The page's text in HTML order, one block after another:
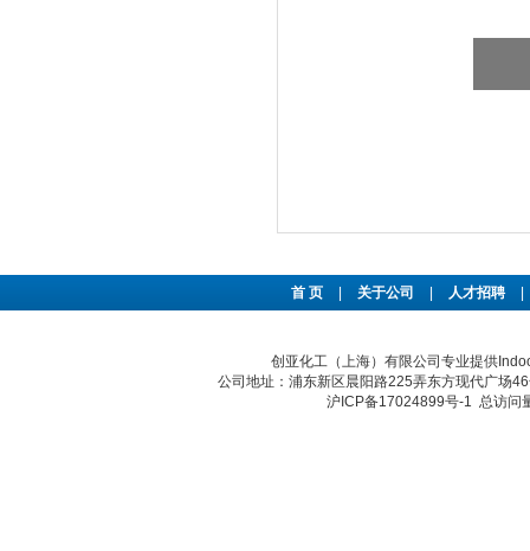
首 页 关于公司 人才招聘
创亚化工（上海）有限公司专业提供
公司地址：浦东新区晨阳路225弄东方现代广场
沪ICP备17024899号-1 总访问